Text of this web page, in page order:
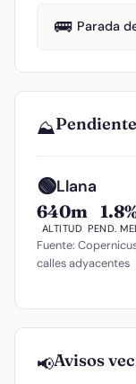
🚌 Parada
⛰️
🟢Llana
640m
ALTITUD PEND.
Fuente:
calles adyacentes
📢Avisos